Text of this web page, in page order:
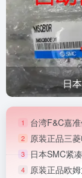
日
1 台湾F&C嘉
2 原装正品三
3 日本SMC紧
4 原装正品欧